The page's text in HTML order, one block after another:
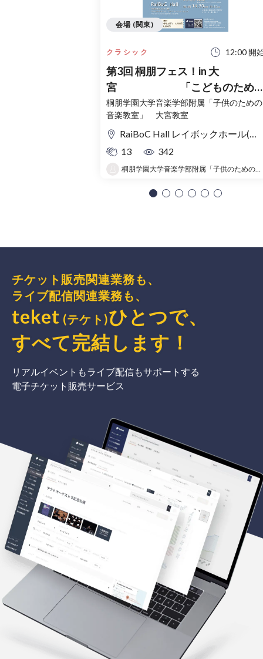
クラシック 12:00 開
第3回 桐朋フェス！in 大
宮 「こどものため
コンサート」〜出かけよう！音
の旅〜
桐朋学園大学音楽学部附属「子供のための
音楽教室」 大宮教室
RaiBoC Hall レイボックホール(市民会館おおみや) 5F リハーサルルーム・レクリエーションルーム
13
342
桐朋学園大学音楽学部附属「子供のための音楽教室 」大宮教室
会場 (関東)
チケット販売関連業務も、
ライブ配信関連業務も、
teket (テケト)ひとつで、
すべて完結 します ！
リアルイベントもライブ配信もサポートする
電子チケット販売サービス